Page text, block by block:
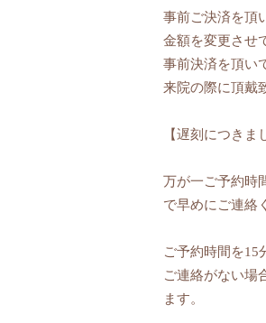
事前ご決済を頂
金額を変更させ
事前決済を頂い
来院の際に頂戴
【遅刻につきま
万が一ご予約時
で早めにご連絡
ご予約時間を15
ご連絡がない場
ます。